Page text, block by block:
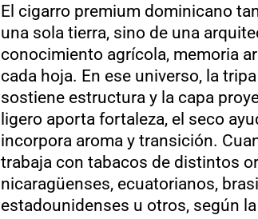
El cigarro premium dominicano
una sola tierra, sino de una
conocimiento agrícola, memoria
cada hoja. En ese universo, la
sostiene estructura y la capa
ligero aporta fortaleza, el seco
incorpora aroma y transición.
trabaja con tabacos de distintos
nicaragüenses, ecuatorianos,
estadounidenses u otros, según